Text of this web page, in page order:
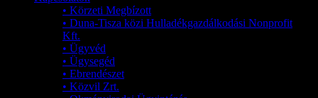
• Körzeti Megbízott
• Duna-Tisza közi Hulladékgazdálkodási Nonprofit
Kft.
• Ügyvéd
• Ügysegéd
• Ebrendészet
• Közvil Zrt.